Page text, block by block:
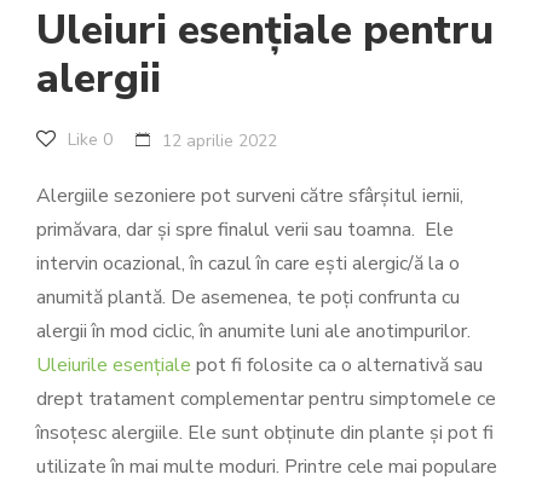
Uleiuri esențiale pentru
alergii
Like 0 12 aprilie 2022
Alergiile sezoniere pot surveni către sfârșitul iernii,
primăvara, dar și spre finalul verii sau toamna. Ele
intervin ocazional, în cazul în care ești alergic/ă la o
anumită plantă. De asemenea, te poți confrunta cu
alergii în mod ciclic, în anumite luni ale anotimpurilor.
Uleiurile esențiale pot fi folosite ca o alternativă sau
drept tratament complementar pentru simptomele ce
însoțesc alergiile. Ele sunt obținute din plante și pot fi
utilizate în mai multe moduri. Printre cele mai populare